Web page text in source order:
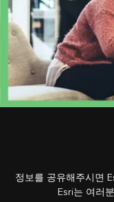
정보를 공유해주시면
Esri는 여러